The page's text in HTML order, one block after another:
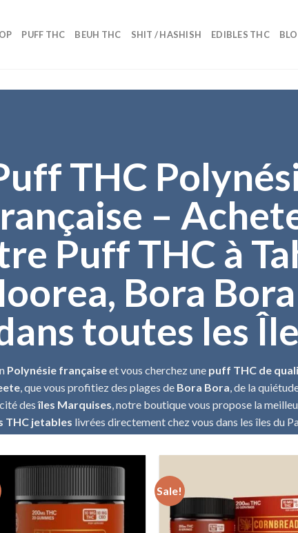
PUFF THC BEUH THC SHIT / HASHISH EDIBLES THC
THC
–
Puff THC à
Bora
toutes les
Polynésie françaiseet vous cherchez une puff THC de
, que vous profitiez des plages de Bora Bora, de la
desîles Marquises, notre boutique vous propose la
THC jetables livrées directement chez vous dans les îles du
Add to wishlist
Sale!
Add to